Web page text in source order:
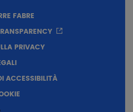
FABRE
PRIVACY
ACCESSIBILITÀ